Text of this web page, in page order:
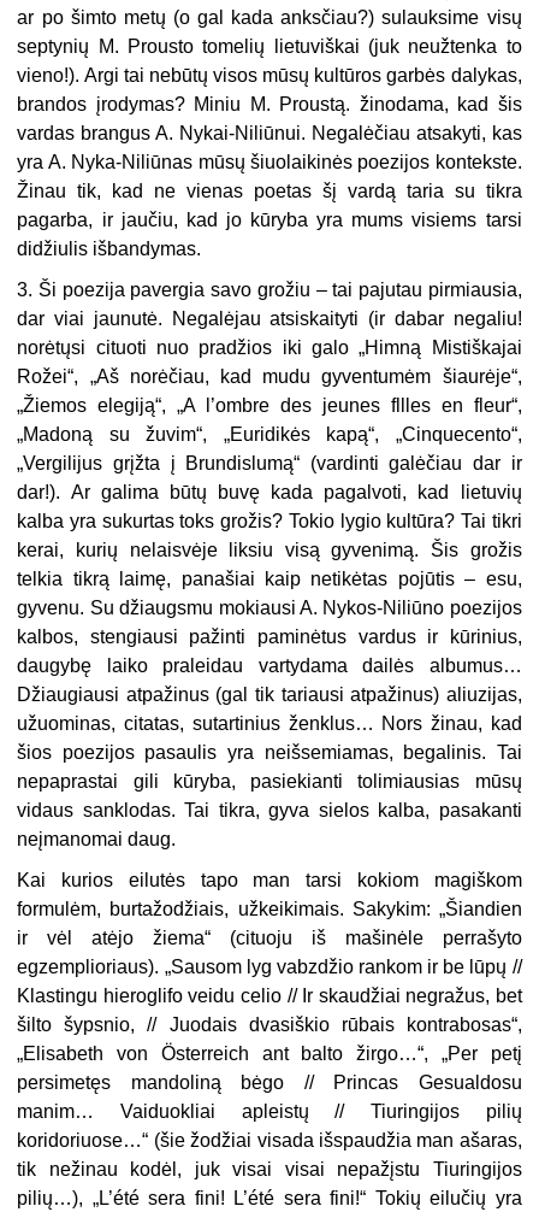
ar po šimto metų (o gal kada anksčiau?) sulauksime visų
septynių M. Prousto tomelių lietuviškai (juk neužtenka to
vieno!). Argi tai nebūtų visos mūsų kultūros garbės dalykas,
brandos įrodymas? Miniu M. Proustą. žinodama, kad šis
vardas brangus A. Nykai-Niliūnui. Negalėčiau atsakyti, kas
yra A. Nyka-Niliūnas mūsų šiuolaikinės poezijos kontekste.
Žinau tik, kad ne vienas poetas šį vardą taria su tikra
pagarba, ir jaučiu, kad jo kūryba yra mums visiems tarsi
didžiulis išbandymas.
3. Ši poezija pavergia savo grožiu – tai pajutau pirmiausia,
dar viai jaunutė. Negalėjau atsiskaityti (ir dabar negaliu!
norėtųsi cituoti nuo pradžios iki galo „Himną Mistiškajai
Rožei“, „Aš norėčiau, kad mudu gyventumėm šiaurėje“,
„Žiemos elegiją“, „A l’ombre des jeunes fllles en fleur“,
„Madoną su žuvim“, „Euridikės kapą“, „Cinquecento“,
„Vergilijus grįžta į Brundislumą“ (vardinti galėčiau dar ir
dar!). Ar galima būtų buvę kada pagalvoti, kad lietuvių
kalba yra sukurtas toks grožis? Tokio lygio kultūra? Tai tikri
kerai, kurių nelaisvėje liksiu visą gyvenimą. Šis grožis
telkia tikrą laimę, panašiai kaip netikėtas pojūtis – esu,
gyvenu. Su džiaugsmu mokiausi A. Nykos-Niliūno poezijos
kalbos, stengiausi pažinti paminėtus vardus ir kūrinius,
daugybę laiko praleidau vartydama dailės albumus…
Džiaugiausi atpažinus (gal tik tariausi atpažinus) aliuzijas,
užuominas, citatas, sutartinius ženklus… Nors žinau, kad
šios poezijos pasaulis yra neišsemiamas, begalinis. Tai
nepaprastai gili kūryba, pasiekianti tolimiausias mūsų
vidaus sanklodas. Tai tikra, gyva sielos kalba, pasakanti
neįmanomai daug.
Kai kurios eilutės tapo man tarsi kokiom magiškom
formulėm, burtažodžiais, užkeikimais. Sakykim: „Šiandien
ir vėl atėjo žiema“ (cituoju iš mašinėle perrašyto
egzemplioriaus). „Sausom lyg vabzdžio rankom ir be lūpų //
Klastingu hieroglifo veidu celio // Ir skaudžiai negražus, bet
šilto šypsnio, // Juodais dvasiškio rūbais kontrabosas“,
„Elisabeth von Österreich ant balto žirgo…“, „Per petį
persimetęs mandoliną bėgo // Princas Gesualdosu
manim… Vaiduokliai apleistų // Tiuringijos pilių
koridoriuose…“ (šie žodžiai visada išspaudžia man ašaras,
tik nežinau kodėl, juk visai visai nepažįstu Tiuringijos
pilių…), „L’été sera fini! L’été sera fini!“ Tokių eilučių yra